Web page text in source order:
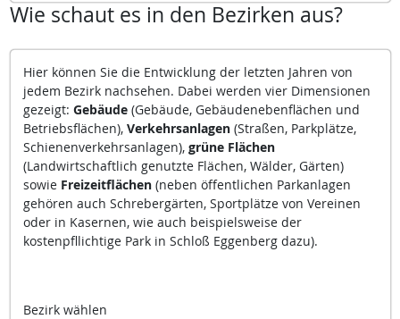
Wie schaut es in den Bezirken aus?
Hier können Sie die Entwicklung der letzten Jahren von
jedem Bezirk nachsehen. Dabei werden vier Dimensionen
gezeigt: Gebäude (Gebäude, Gebäudenebenflächen und
Betriebsflächen), Verkehrsanlagen (Straßen, Parkplätze,
Schienenverkehrsanlagen), grüne Flächen
(Landwirtschaftlich genutzte Flächen, Wälder, Gärten)
sowie Freizeitflächen (neben öffentlichen Parkanlagen
gehören auch Schrebergärten, Sportplätze von Vereinen
oder in Kasernen, wie auch beispielsweise der
kostenpfllichtige Park in Schloß Eggenberg dazu).
Bezirk wählen